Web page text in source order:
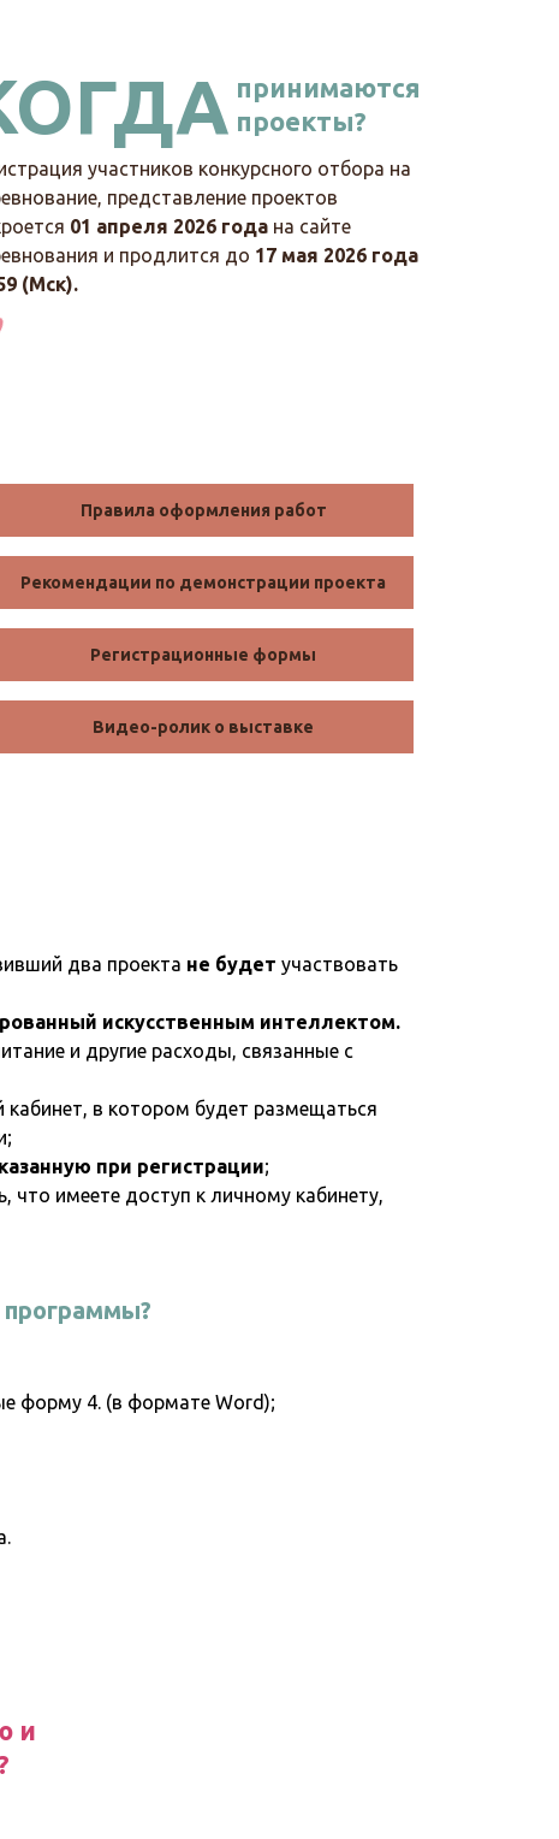
Правила оформления работ
Рекомендации по демонстрации проекта
два проекта не будет участвовать
искусственным интеллектом.
и другие расходы, связанные с
кабинет, в котором будет размещаться
при регистрации;
что имеете доступ к личному кабинету,
Регистрационные формы
Видео-ролик о выставке
принимаются
проекты?
участников конкурсного отбора на
представление проектов
01 апреля 2026 года на сайте
и продлится до 17 мая 2026 года
(Мск).
форму 4. (в формате Word);
программы?
и